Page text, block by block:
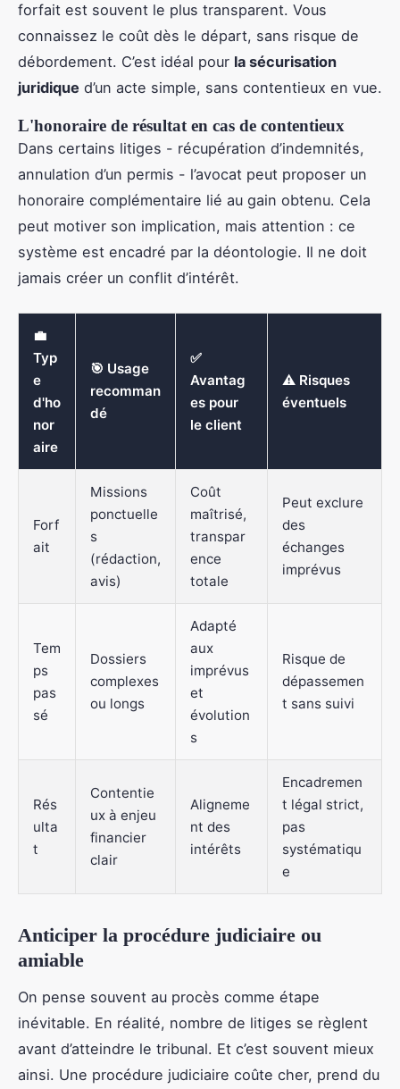
forfait est souvent le plus transparent. Vous
connaissez le coût dès le départ, sans risque de
débordement. C’est idéal pour la sécurisation
juridique d’un acte simple, sans contentieux en vue.
L'honoraire de résultat en cas de contentieux
Dans certains litiges - récupération d’indemnités,
annulation d’un permis - l’avocat peut proposer un
honoraire complémentaire lié au gain obtenu. Cela
peut motiver son implication, mais attention : ce
système est encadré par la déontologie. Il ne doit
jamais créer un conflit d’intérêt.
💼
Typ
e
d'ho
nor
aire
🎯 Usage
recomman
dé
✅
Avantag
es pour
le client
⚠️ Risques
éventuels
Forf
ait
Missions
ponctuelle
s
(rédaction,
avis)
Coût
maîtrisé,
transpar
ence
totale
Peut exclure
des
échanges
imprévus
Tem
ps
pas
sé
Dossiers
complexes
ou longs
Adapté
aux
imprévus
et
évolution
s
Risque de
dépassemen
t sans suivi
Rés
ulta
t
Contentie
ux à enjeu
financier
clair
Aligneme
nt des
intérêts
Encadremen
t légal strict,
pas
systématiqu
e
Anticiper la procédure judiciaire ou
amiable
On pense souvent au procès comme étape
inévitable. En réalité, nombre de litiges se règlent
avant d’atteindre le tribunal. Et c’est souvent mieux
ainsi. Une procédure judiciaire coûte cher, prend du